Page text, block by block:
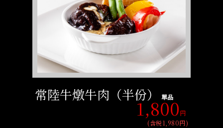
常陸牛燉牛肉（半份） 單品
1,800円
(含税1,980円)